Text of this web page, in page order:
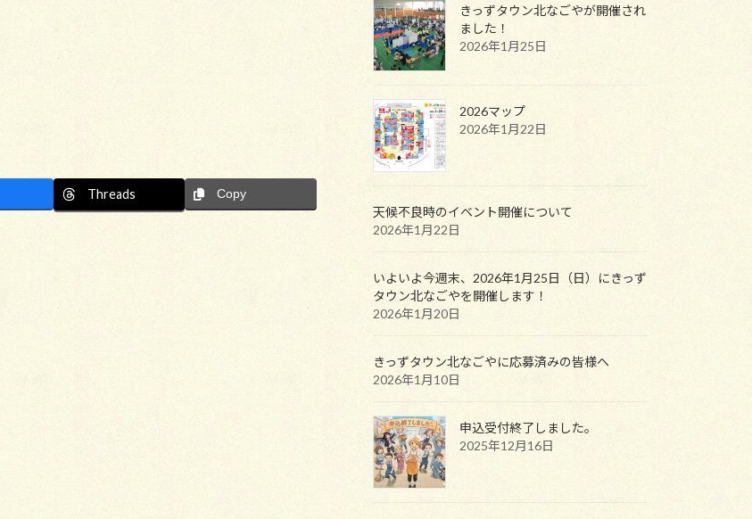
Threads Copy
きっずタウン北なごやが開催され
ました！
2026年1月25日
2026マップ
2026年1月22日
天候不良時のイベント開催について
2026年1月22日
いよいよ今週末、2026年1月25日（日）にきっず
タウン北なごやを開催します！
2026年1月20日
きっずタウン北なごやに応募済みの皆様へ
2026年1月10日
申込受付終了しました。
2025年12月16日